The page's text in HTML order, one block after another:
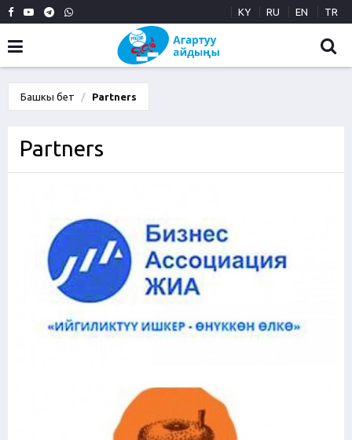
KY RU EN TR
Башкы бет Partners
Partners